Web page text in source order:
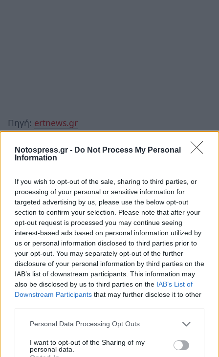
Notospress.gr - Do Not Process My Personal
Information
If you wish to opt-out of the sale, sharing to third parties, or
processing of your personal or sensitive information for
targeted advertising by us, please use the below opt-out
section to confirm your selection. Please note that after your
opt-out request is processed you may continue seeing
interest-based ads based on personal information utilized by
us or personal information disclosed to third parties prior to
your opt-out. You may separately opt-out of the further
disclosure of your personal information by third parties on the
IAB’s list of downstream participants. This information may
also be disclosed by us to third parties on the IAB’s List of
Downstream Participants that may further disclose it to other
Personal Data Processing Opt Outs
I want to opt-out of the Sharing of my
personal data.
Πηγή: ertnews.gr
Ακολουθήστε το
notospress.gr
στο Google News και
μάθετε πρώτοι
TAGS: ΑΚΡΙΒΕΙΑ ΣΤΕΓΑΣΗ ΜΕΤΡΑ
ΜΕΤΑΦΟΡΕΣ
ΕΠΙΣΤΡΟΦΗ ΕΝΟΙΚΙΟΥ